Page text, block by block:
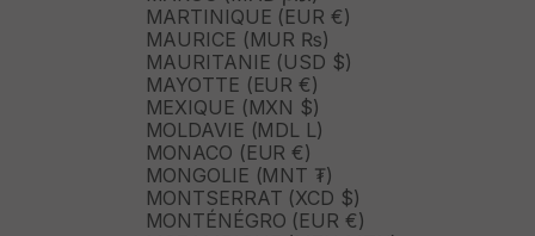
MARTINIQUE (EUR €)
MAURICE (MUR ₨)
MAURITANIE (USD $)
MAYOTTE (EUR €)
MEXIQUE (MXN $)
MOLDAVIE (MDL L)
MONACO (EUR €)
MONGOLIE (MNT ₮)
MONTSERRAT (XCD $)
MONTÉNÉGRO (EUR €)